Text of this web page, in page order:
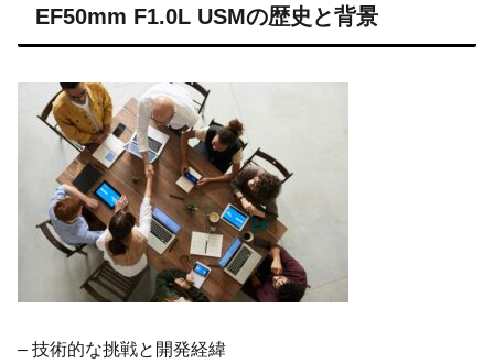
EF50mm F1.0L USMの歴史と背景
– 技術的な挑戦と開発経緯